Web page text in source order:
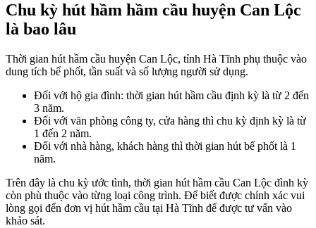
Chu kỳ hút hầm hầm cầu huyện Can Lộc
là bao lâu
Thời gian hút hầm cầu huyện Can Lộc, tỉnh Hà Tĩnh phụ thuộc vào
dung tích bể phốt, tần suất và số lượng người sử dụng.
Đối với hộ gia đình: thời gian hút hầm cầu định kỳ là từ 2 đến
3 năm.
Đối với văn phòng công ty, cửa hàng thì chu kỳ định kỳ là từ
1 đến 2 năm.
Đối với nhà hàng, khách hàng thì thời gian hút bể phốt là 1
năm.
Trên đây là chu kỳ ước tình, thời gian hút hầm cầu Can Lộc đình kỳ
còn phù thuộc vào từng loại công trình. Để biết được chính xác vui
lòng gọi đến đơn vị hút hầm cầu tại Hà Tĩnh để được tư vấn vào
khảo sát.